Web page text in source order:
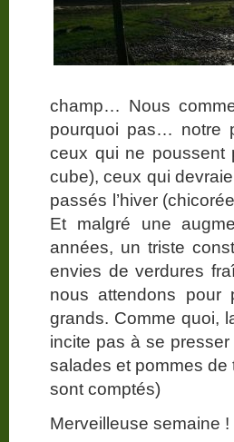
champ… Nous
pourquoi pas… notre
ceux qui ne poussent
cube), ceux qui
passés l’hiver
Et malgré une
années, un triste
envies de verdures
nous attendons
grands. Comme quoi,
incite pas à se
salades et pommes
sont comptés)
Merveilleuse semaine !